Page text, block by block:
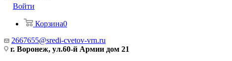
Войти
Корзина0
2667655@sredi-cvetov-vrn.ru
г. Воронеж, ул.60-й Армии дом 21